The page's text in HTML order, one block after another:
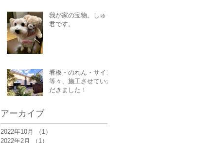
我が家の宝物。しゅう
君です。
看板・のれん・サイン
等々、施工させていた
だきました！
アーカイブ
2022年10月 （1）
2022年2月
（1）